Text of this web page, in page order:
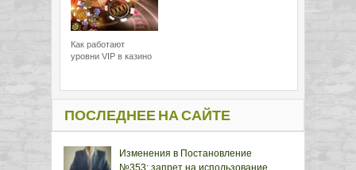
Как работают
уровни VIP в казино
ПОСЛЕДНЕЕ НА САЙТЕ
Изменения в Постановление
№353: запрет на использование